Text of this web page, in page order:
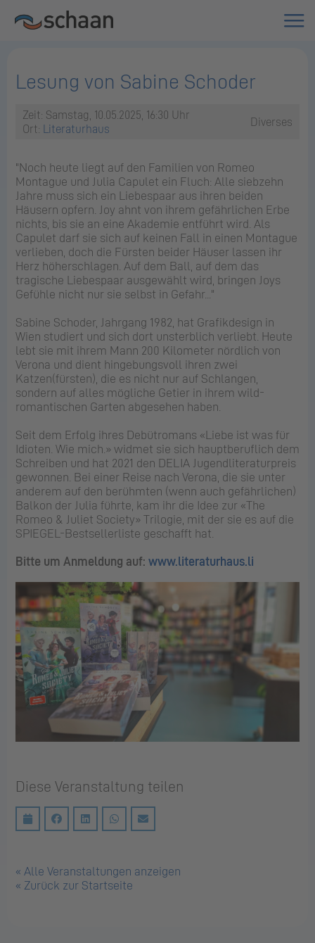
Lesung von Sabine Schoder
Zeit: Samstag, 10.05.2025, 16:30 Uhr
Ort: Literaturhaus Diverses
"Noch heute liegt auf den Familien von Romeo
Montague und Julia Capulet ein Fluch: Alle siebzehn
Jahre muss sich ein Liebespaar aus ihren beiden
Häusern opfern. Joy ahnt von ihrem gefährlichen Erbe
nichts, bis sie an eine Akademie entführt wird. Als
Capulet darf sie sich auf keinen Fall in einen Montague
verlieben, doch die Fürsten beider Häuser lassen ihr
Herz höherschlagen. Auf dem Ball, auf dem das
tragische Liebespaar ausgewählt wird, bringen Joys
Gefühle nicht nur sie selbst in Gefahr..."
Sabine Schoder, Jahrgang 1982, hat Grafikdesign in
Wien studiert und sich dort unsterblich verliebt. Heute
lebt sie mit ihrem Mann 200 Kilometer nördlich von
Verona und dient hingebungsvoll ihren zwei
Katzen(fürsten), die es nicht nur auf Schlangen,
sondern auf alles mögliche Getier in ihrem wild-
romantischen Garten abgesehen haben.
Seit dem Erfolg ihres Debütromans «Liebe ist was für
Idioten. Wie mich.» widmet sie sich hauptberuflich dem
Schreiben und hat 2021 den DELIA Jugendliteraturpreis
gewonnen. Bei einer Reise nach Verona, die sie unter
anderem auf den berühmten (wenn auch gefährlichen)
Balkon der Julia führte, kam ihr die Idee zur «The
Romeo & Juliet Society» Trilogie, mit der sie es auf die
SPIEGEL-Bestsellerliste geschafft hat.
Bitte um Anmeldung auf: www.literaturhaus.li
Diese Veranstaltung teilen
« Alle Veranstaltungen anzeigen
« Zurück zur Startseite